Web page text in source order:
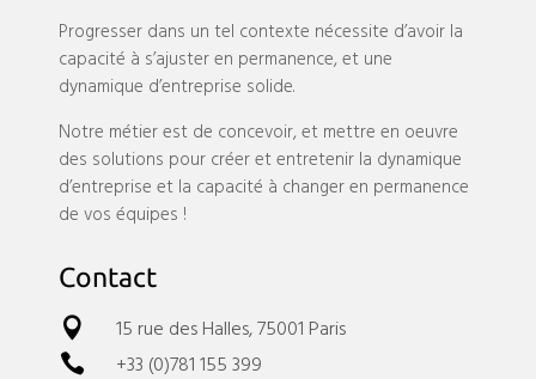
Progresser dans un tel contexte nécessite d’avoir la
capacité à s’ajuster en permanence, et une
dynamique d’entreprise solide.
Notre métier est de concevoir, et mettre en oeuvre
des solutions pour créer et entretenir la dynamique
d’entreprise et la capacité à changer en permanence
de vos équipes !
Contact
 15 rue des Halles, 75001 Paris
 +33 (0)781 155 399